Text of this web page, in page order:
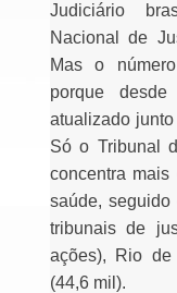
Judiciário
Nacional de
Mas o
porque
atualizado
Só o Tribunal
concentra
saúde, seguido
tribunais de
ações), Rio
(44,6 mil).